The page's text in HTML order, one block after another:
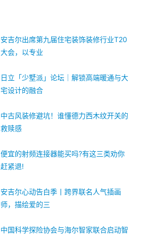
安吉尔出席第九届住宅装饰装修行业T20
大会，以专业
日立「少墅派」论坛｜解锁高端暖通与大
宅设计的融合
中古风装修避坑！谁懂德力西木纹开关的
救赎感
便宜的射频连接器能买吗?有这三类劝你
赶紧退!
安吉尔心动告白季丨跨界联名人气插画
师，描绘爱的三
中国科学探险协会与海尔智家联合启动智